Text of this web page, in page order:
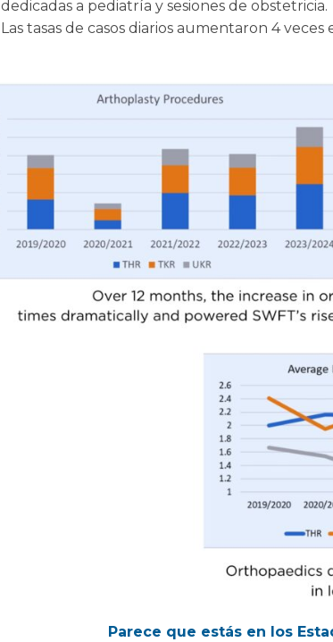
dedicadas a pediatría y sesiones de obstetricia.
Las tasas de casos diarios aumentaron 4 veces
Parece que estás en los